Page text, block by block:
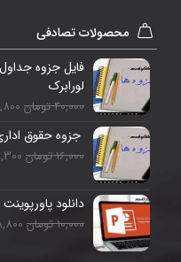
محصولات تصادفی
فایل جزوه
لورابرک
40,000 تومان 30,800
جزوه حقوق اداری (1)
16,000 تومان 13,300
دانلود
10,000 تومان 8,800